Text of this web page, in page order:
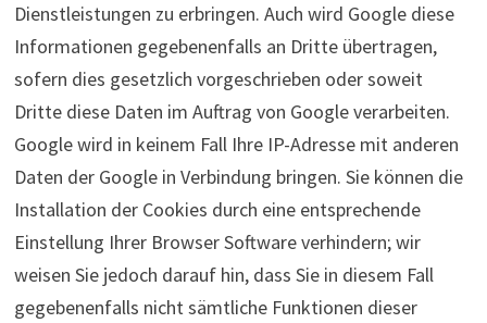
Dienstleistungen zu erbringen. Auch wird Google diese
Informationen gegebenenfalls an Dritte übertragen,
sofern dies gesetzlich vorgeschrieben oder soweit
Dritte diese Daten im Auftrag von Google verarbeiten.
Google wird in keinem Fall Ihre IP-Adresse mit anderen
Daten der Google in Verbindung bringen. Sie können die
Installation der Cookies durch eine entsprechende
Einstellung Ihrer Browser Software verhindern; wir
weisen Sie jedoch darauf hin, dass Sie in diesem Fall
gegebenenfalls nicht sämtliche Funktionen dieser